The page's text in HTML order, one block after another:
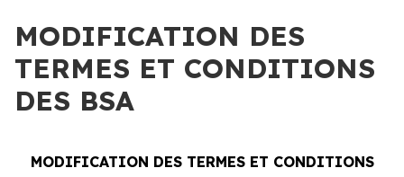
MODIFICATION DES
TERMES ET CONDITIONS
DES BSA
MODIFICATION DES TERMES ET CONDITIONS